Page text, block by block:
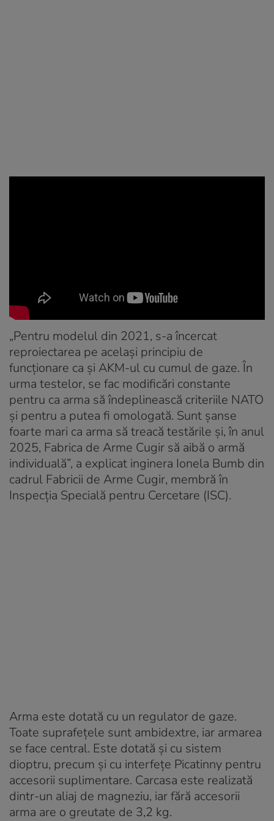
„Pentru modelul din 2021, s-a încercat
reproiectarea pe același principiu de
funcționare ca și AKM-ul cu cumul de gaze. În
urma testelor, se fac modificări constante
pentru ca arma să îndeplinească criteriile NATO
și pentru a putea fi omologată. Sunt șanse
foarte mari ca arma să treacă testările și, în anul
2025, Fabrica de Arme Cugir să aibă o armă
individuală”, a explicat inginera Ionela Bumb din
cadrul Fabricii de Arme Cugir, membră în
Inspecția Specială pentru Cercetare (ISC).
Arma este dotată cu un regulator de gaze.
Toate suprafețele sunt ambidextre, iar armarea
se face central. Este dotată și cu sistem
dioptru, precum și cu interfețe Picatinny pentru
accesorii suplimentare. Carcasa este realizată
dintr-un aliaj de magneziu, iar fără accesorii
arma are o greutate de 3,2 kg.